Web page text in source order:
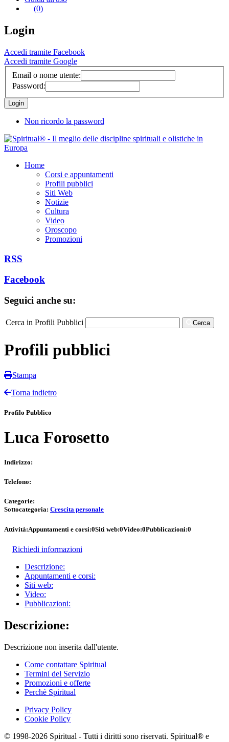
(0)
Login
Accedi tramite Facebook
Accedi tramite Google
Email o nome utente:
Password:
Non ricordo la password
Home
Corsi e appuntamenti
Profili pubblici
Siti Web
Notizie
Cultura
Video
Oroscopo
Promozioni
RSS
Facebook
Seguici anche su:
Cerca in Profili Pubblici Cerca
Profili pubblici
Stampa
Torna indietro
Profilo Pubblico
Luca Forosetto
Indirizzo:
Telefono:
Categorie:
Sottocategoria: Crescita personale
Attività:Appuntamenti e corsi:0Siti web:0Video:0Pubblicazioni:0
Richiedi informazioni
Descrizione:
Appuntamenti e corsi:
Siti web:
Video:
Pubblicazioni:
Descrizione:
Descrizione non inserita dall'utente.
Come contattare Spiritual
Termini del Servizio
Promozioni e offerte
Perchè Spiritual
Privacy Policy
Cookie Policy
© 1998-2026 Spiritual - Tutti i diritti sono riservati. Spiritual® e